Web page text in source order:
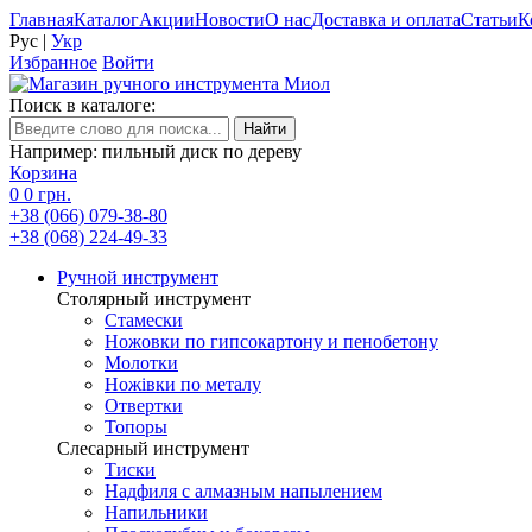
ГлавнаяКаталогАкцииНовостиО насДоставка и оплатаСтатьи
Рус | Укр
Избранное Войти
Поиск в каталоге:
Например: пильный диск по дереву
Корзина
0 0 грн.
+38 (066) 079-38-80
+38 (068) 224-49-33
Ручной инструмент
Столярный инструмент
Стамески
Ножовки по гипсокартону и пенобетону
Молотки
Ножівки по металу
Отвертки
Топоры
Слесарный инструмент
Тиски
Надфиля с алмазным напылением
Напильники